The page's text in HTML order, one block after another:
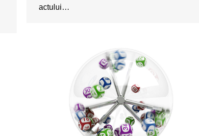
actului…